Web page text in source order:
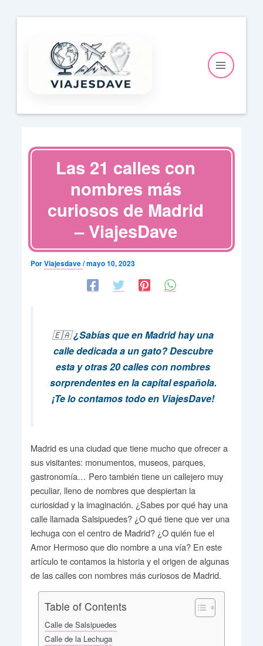
contenido
Las 21 calles con
nombres más
curiosos de Madrid
– ViajesDave
PorViajesdave/mayo 10, 2023
🇪🇦¿Sabías que en Madrid hay una
calle dedicada a un gato? Descubre
esta y otras 20 calles con nombres
sorprendentes en la capital española.
¡Te lo contamos todo en ViajesDave!
Madrid es una ciudad que tiene mucho que ofrecer a
sus visitantes: monumentos, museos, parques,
gastronomía… Pero también tiene un callejero muy
peculiar, lleno de nombres que despiertan la
curiosidad y la imaginación. ¿Sabes por qué hay una
calle llamada Salsipuedes? ¿O qué tiene que ver una
lechuga con el centro de Madrid? ¿O quién fue el
Amor Hermoso que dio nombre a una vía? En este
artículo te contamos la historia y el origen de algunas
de las calles con nombres más curiosos de Madrid.
Table of Contents
Calle de Salsipuedes
Calle de la Lechuga